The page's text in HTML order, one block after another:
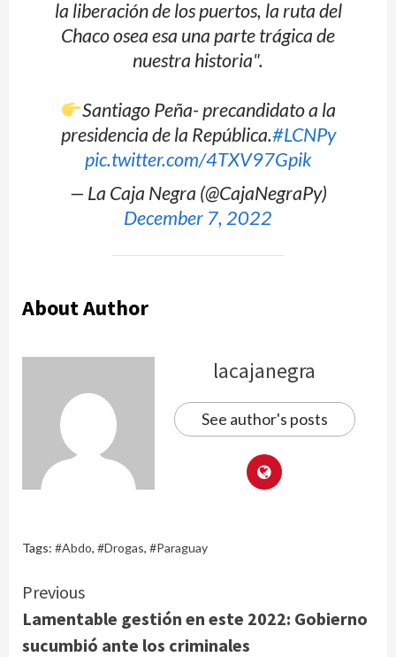
la liberación de los puertos, la ruta del
Chaco osea esa una parte trágica de
nuestra historia".
Santiago Peña- precandidato a la
presidencia de la República.#LCNPy
pic.twitter.com/4TXV97Gpik
— La Caja Negra (@CajaNegraPy)
December 7, 2022
About Author
lacajanegra
See author's posts
Tags: #Abdo, #Drogas, #Paraguay
Continue
Reading
Previous
Lamentable gestión en este 2022: Gobierno
sucumbió ante los criminales